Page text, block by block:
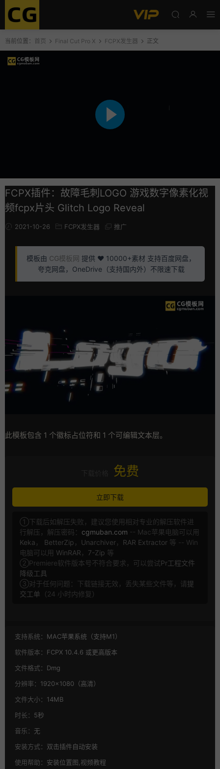
当前位置： 首页 Final Cut Pro X FCPX发生器 正文
FCPX插件：故障毛刺LOGO 游戏数字像素化视
频fcpx片头 Glitch Logo Reveal
2021-10-26 FCPX发生器 推广
模板由 CG模板网 提供 ❤️ 10000+素材 支持百度网盘，
夸克网盘，OneDrive（支持国内外）不限速下载
此模板包含 1 个徽标占位符和 1 个可编辑文本层。
免费
立即下载
①下载后如解压失败，建议您使用相对专业的解压软件进
行解压，解压密码： cgmuban.com -- Mac苹果电脑可以用
Keka ， BetterZip ， Unarchiver， RAR Extractor 等 -- Win
电脑可以用 WinRAR ， 7-Zip 等
②Premiere软件版本号不符合要求，可以尝试Pr工程文件
降级工具
③对于任何问题：下载链接无效，丢失某些文件等，请提
交工单 （24 小时内修复）
支持系统： MAC苹果系统（支持M1）
软件版本： FCPX 10.4.6 或更高版本
文件格式： Dmg
分辨率： 1920×1080（高清）
文件大小： 14MB
时长： 5秒
音乐： 无
安装方式： 双击插件自动安装
使用帮助： 安装位置图,视频教程